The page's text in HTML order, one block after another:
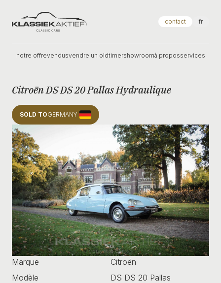
Klassiek Aktief contact fr
notre offrevendusvendre un oldtimershowroomà proposservices
Citroën DS DS 20 Pallas Hydraulique
SOLD TOGERMANY
Marque
Citroën
Modèle
DS DS 20 Pallas